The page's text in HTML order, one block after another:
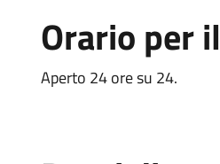
Orario per
Aperto 24 ore su 24.